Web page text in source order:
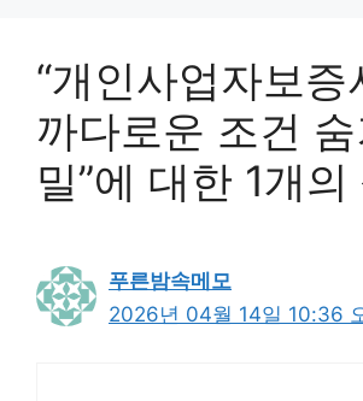
“개인사업자보증
까다로운 조건
밀”에 대한 1개
푸른밤속메모
2026년 04월 14일 10:36